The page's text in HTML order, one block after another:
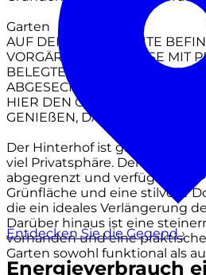
Garten
AUF DER VORDERSEITE
VORGÄRTEN, TEILWEISE MIT
BELEGTE UND VON EINEM
ABGESECHEN. DAS
HIER DEN GANZEN TAG IN
GENIEßEN, DANK DEM
Der Hinterhof ist großzügig
viel Privatsphäre. Der Garten
abgegrenzt und verfügt über
Grünfläche und eine stilvolle
die ein ideales Verlängerung
Darüber hinaus ist eine
vorhanden und eine
Garten sowohl funktional als
Entdecken Sie die Gegend›
Energieverbrauch